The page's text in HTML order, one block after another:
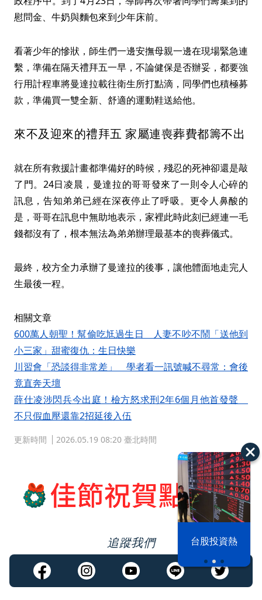
漢光42演習 台股投資熱
慰問金、牛奶與麵包來到少年床前。
看著少年的慘狀，師生們一邊安撫母親一邊在現場緊急連
繫，準備在隔天禮拜五一早，不論健保是否辦妥，都要強
行用計程車將曼達拉載往衛生所打點滴，同學們也積極募
款，準備買一雙全新、舒適的運動鞋送給他。
來不及迎來的禮拜五 家屬連喪葬費都籌不出
就在所有救援計畫都準備好的時候，殘忍的死神卻還是敲
了門。24日凌晨，曼達拉的哥哥發來了一則令人心碎的
訊息，告知弟弟已經在深夜停止了呼吸。更令人鼻酸的
是，哥哥在訊息中無助地表示，家裡此時此刻已經連一毛
錢都沒有了，根本無法為弟弟辦理最基本的喪葬儀式。
最終，校方全力承辦了曼達拉的後事，讓他體面地走完人
生最後一程。
相關文章
600萬人朝聖！幫偷吃尪過生日 人妻不吵不鬧「送他到
小三家」甜蜜復仇：生日快樂
川習會「恐談得非常差」 學者看一訊號喊不尋常：會後
竟直奔天壇
薛仕凌涉閃兵今出庭！檢方怒求刑2年6個月他首發聲
不只假血壓還靠2招延後入伍
更新時間 2026.05.19 08:20 臺北時間
追蹤我們